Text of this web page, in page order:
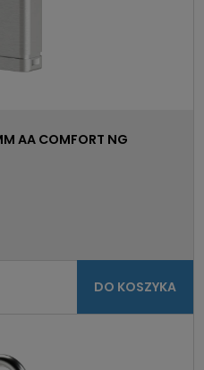
AA COMFORT NG
DO KOSZYKA